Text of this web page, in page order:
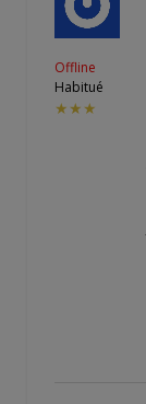
Offline
Habitué
★★★